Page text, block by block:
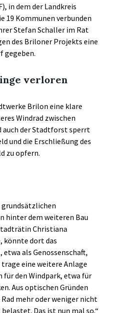
in dem der Landkreis
19 Kommunen verbunden
Stefan Schaller im Rat
des Briloner Projekts eine
gegeben.
verloren
Brilon eine klare
Windrad zwischen
auch der Stadtforst sperrt
und die Erschließung des
zu opfern.
grundsätzlichen
hinter dem weiteren Bau
Christiana
könnte dort das
als Genossenschaft,
eine weitere Anlage
für den Windpark, etwa für
Aus optischen Gründen
mehr oder weniger nicht
Das ist nun mal so.“